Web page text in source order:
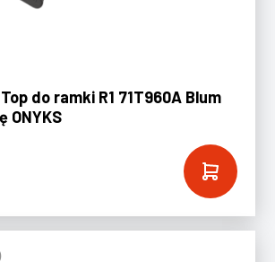
do ramki R1 71T960A Blum
ONYKS